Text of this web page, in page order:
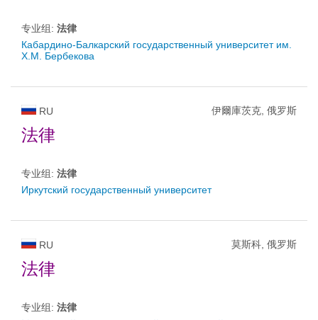
专业组: 法律
Кабардино-Балкарский государственный университет им.
Х.М. Бербекова
RU 伊爾庫茨克, 俄罗斯
法律
专业组: 法律
Иркутский государственный университет
RU 莫斯科, 俄罗斯
法律
专业组: 法律